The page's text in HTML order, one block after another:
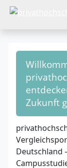
Zukunft
Deutschland